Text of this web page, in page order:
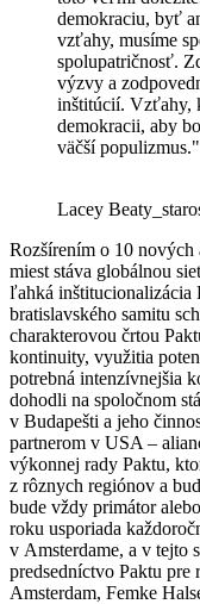
demokraciu, byť
vzťahy, musíme
spolupatričnosť.
výzvy a
inštitúcií. Vzťahy,
demokracii, aby
väčší populizmus."
Lacey
Rozšírením o 10 nových
miest stáva globálnou
ľahká inštitucionalizácia
bratislavského samitu
charakterovou črtou
kontinuity, využitia
potrebná intenzívnejšia
dohodli na spoločnom
v Budapešti a jeho
partnerom v USA –
výkonnej rady Paktu,
z rôznych regiónov a
bude vždy primátor
roku usporiada
v Amsterdame, a v tejto
predsedníctvo Paktu pre
Amsterdam, Femke